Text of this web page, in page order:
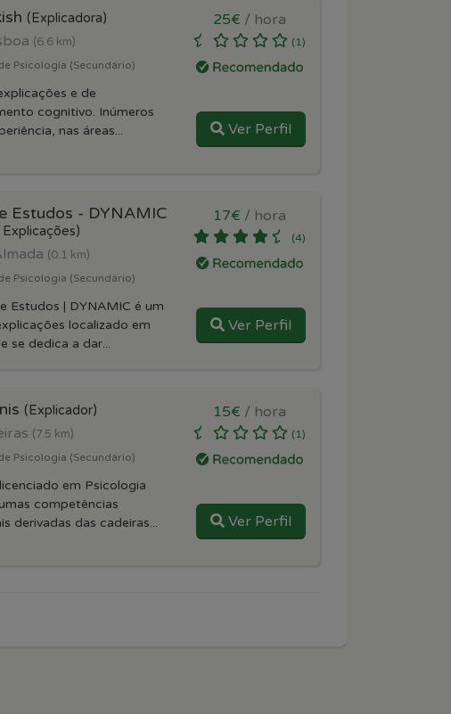
(Explicadora)
(6.6 km)
Psicologia (Secundário)
e de
cognitivo. Inúmeros
nas áreas...
25€ / hora
(1)
Ver Perfil
Estudos - DYNAMIC
(0.1 km)
Psicologia (Secundário)
Estudos | DYNAMIC é um
localizado em
se dedica a dar...
17€ / hora
(4)
Ver Perfil
(Explicador)
(7.5 km)
Psicologia (Secundário)
em Psicologia
competências
derivadas das cadeiras...
15€ / hora
(1)
Ver Perfil